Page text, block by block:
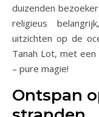
duizenden
religieus
uitzichten op de
Tanah Lot, met
– pure magie!
Ontspan